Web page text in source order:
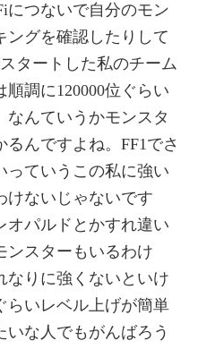
につないで自分のモン
ングを確認したりして
タートした私のチーム
調に120000位ぐらい
なんていうかモンスタ
んですよね。FF1でさ
っていうこの私に強い
けないじゃないです
オパルドとかすれ違い
ンスターもいるわけ
なりに強くないといけ
らいレベル上げが簡単
な人でもがんばろう